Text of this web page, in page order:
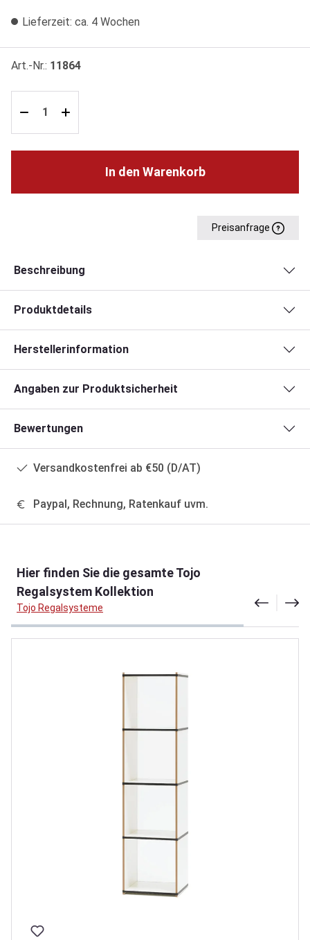
Lieferzeit: ca. 4 Wochen
Art.-Nr.: 11864
In den Warenkorb
Preisanfrage
Beschreibung
Produktdetails
Herstellerinformation
Angaben zur Produktsicherheit
Bewertungen
Versandkostenfrei ab €50 (D/AT)
Paypal, Rechnung, Ratenkauf uvm.
Hier finden Sie die gesamte Tojo
Regalsystem Kollektion
Tojo Regalsysteme